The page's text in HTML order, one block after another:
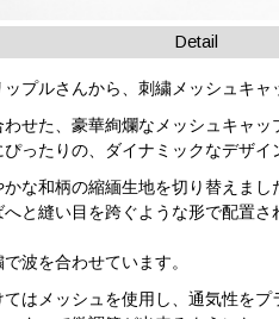
Detail
プルさんから、刺繍メッシュキャ
せた、豪華絢爛なメッシュキャッ
ったりの、ダイナミックなデザイ
な和柄の縮緬生地を切り替えまし
と縫い目を跨ぐような形で配置
波を合わせています。
はメッシュを使用し、通気性をプ